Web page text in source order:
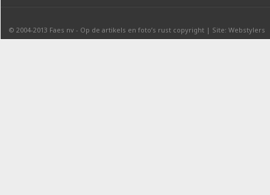
© 2004-2013 Faes nv - Op de artikels en foto’s rust copyright | Site: Webstylers